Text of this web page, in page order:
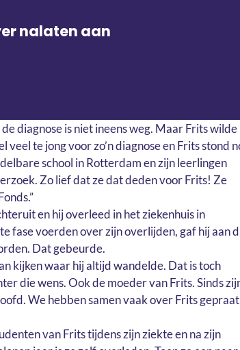
nalaten aan
diagnose is niet ineens weg. Maar Frits wilde
te jong voor zo’n diagnose en Frits stond
school in Rotterdam en zijn leerlingen
Zo lief dat ze dat deden voor Frits! Ze
en hij overleed in het ziekenhuis in
fase voerden over zijn overlijden, gaf hij aan
Dat gebeurde.
kijken waar hij altijd wandelde. Dat is toch
die wens. Ook de moeder van Frits. Sinds
We hebben samen vaak over Frits
van Frits tijdens zijn ziekte en na zijn